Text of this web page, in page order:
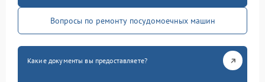
Вопросы по ремонту посудомоечных машин
Какие документы вы предоставляете?